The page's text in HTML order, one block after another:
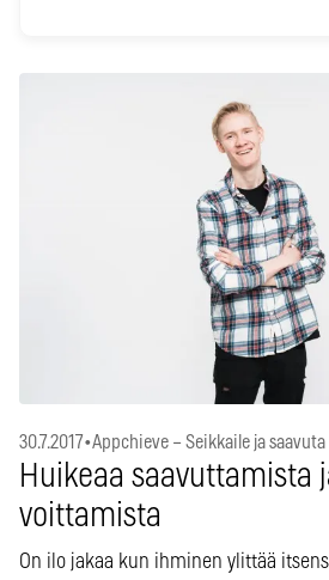
30.7.2017•Appchieve – Seikkaile ja saavuta
Huikeaa saavuttamista
voittamista
On ilo jakaa kun ihminen ylittää